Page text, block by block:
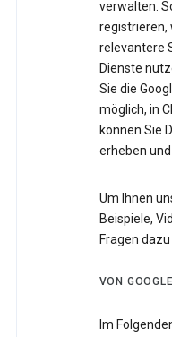
verwalten.
registrieren,
relevantere
Dienste
Sie die
möglich, in
können Sie
erheben
Um Ihnen
Beispiele,
Fragen
VON
Im